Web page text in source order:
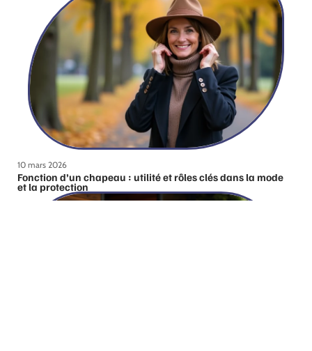
10 mars 2026
Fonction d’un chapeau : utilité et rôles clés dans la mode
et la protection